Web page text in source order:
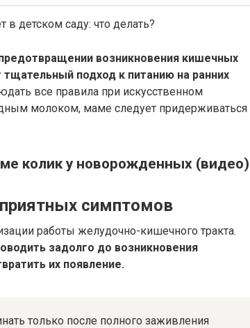
в детском саду: что делать?
возникновения кишечных
подход к питанию на ранних
все правила при искусственном
молоком, маме следует придерживаться
колик у новорожденных (видео)
симптомов
работы желудочно-кишечного тракта.
задолго до возникновения
их появление.
только после полного заживления